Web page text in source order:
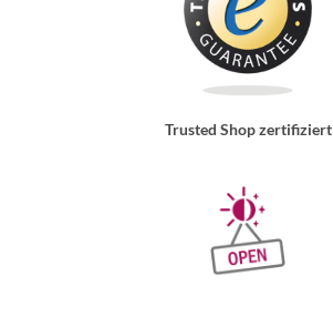
Trusted Shop zertifiziert